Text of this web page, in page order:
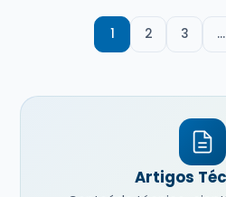
1 2 3 …
Artigos